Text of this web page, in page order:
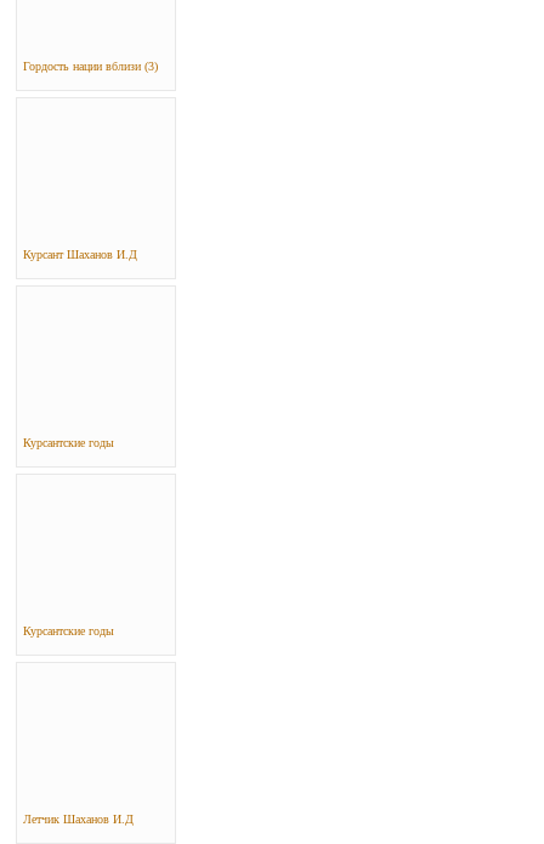
Гордость нации вблизи (3)
Курсант Шаханов И.Д
Курсантские годы
Курсантские годы
Летчик Шаханов И.Д